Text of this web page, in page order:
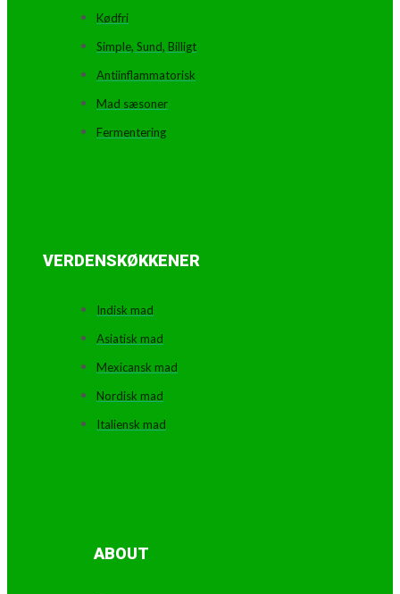
Kødfri
Simple, Sund, Billigt
Antiinflammatorisk
Mad sæsoner
Fermentering
VERDENSKØKKENER
Indisk mad
Asiatisk mad
Mexicansk mad
Nordisk mad
Italiensk mad
ABOUT